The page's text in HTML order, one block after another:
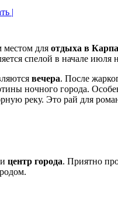
|
местом для отдыха в
спелой в начале
вечера. После
ночного города.
реку. Это рай для
центр города. Приятно